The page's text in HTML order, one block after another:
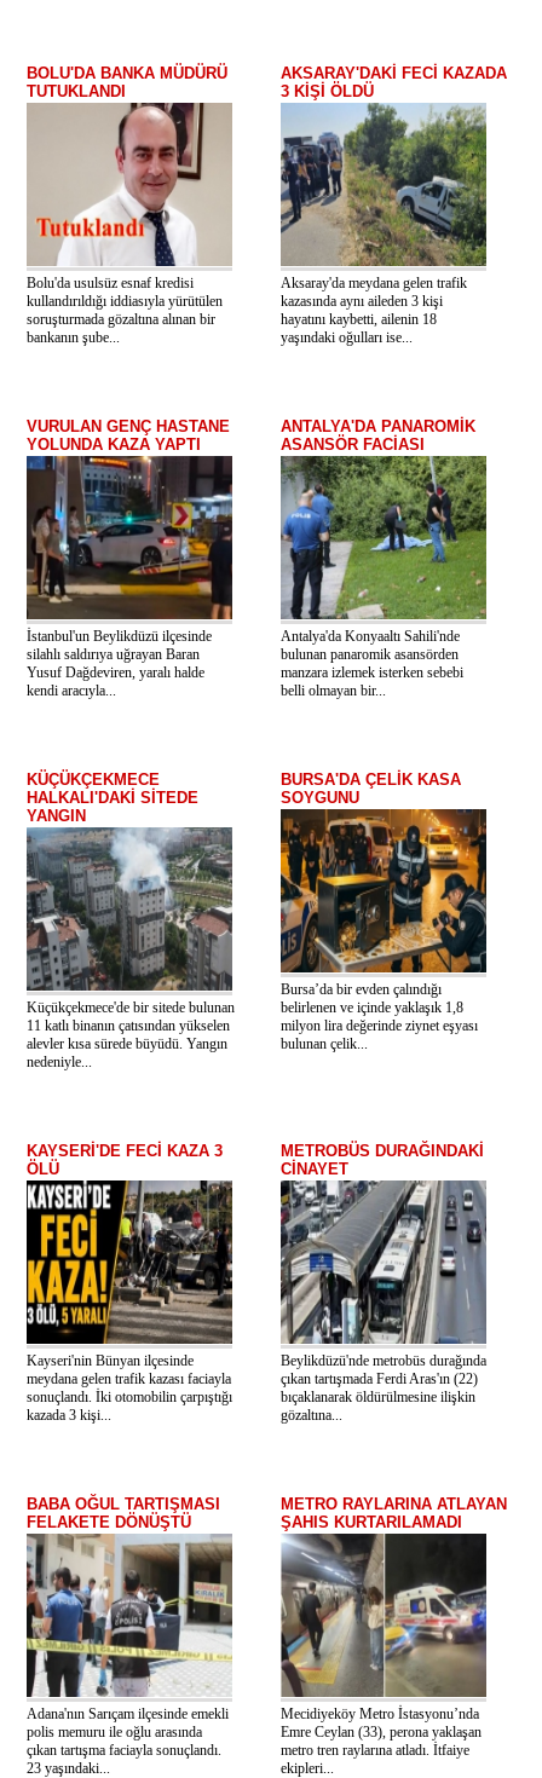
BOLU'DA BANKA MÜDÜRÜ
TUTUKLANDI
Bolu'da usulsüz esnaf kredisi
kullandırıldığı iddiasıyla yürütülen
soruşturmada gözaltına alınan bir
bankanın şube...
AKSARAY'DAKİ FECİ KAZADA
3 KİŞİ ÖLDÜ
Aksaray'da meydana gelen trafik
kazasında aynı aileden 3 kişi
hayatını kaybetti, ailenin 18
yaşındaki oğulları ise...
VURULAN GENÇ HASTANE
YOLUNDA KAZA YAPTI
İstanbul'un Beylikdüzü ilçesinde
silahlı saldırıya uğrayan Baran
Yusuf Dağdeviren, yaralı halde
kendi aracıyla...
ANTALYA'DA PANAROMİK
ASANSÖR FACİASI
Antalya'da Konyaaltı Sahili'nde
bulunan panaromik asansörden
manzara izlemek isterken sebebi
belli olmayan bir...
KÜÇÜKÇEKMECE
HALKALI'DAKİ SİTEDE
YANGIN
Küçükçekmece'de bir sitede bulunan
11 katlı binanın çatısından yükselen
alevler kısa sürede büyüdü. Yangın
nedeniyle...
BURSA'DA ÇELİK KASA
SOYGUNU
Bursa’da bir evden çalındığı
belirlenen ve içinde yaklaşık 1,8
milyon lira değerinde ziynet eşyası
bulunan çelik...
KAYSERİ'DE FECİ KAZA 3
ÖLÜ
Kayseri'nin Bünyan ilçesinde
meydana gelen trafik kazası faciayla
sonuçlandı. İki otomobilin çarpıştığı
kazada 3 kişi...
METROBÜS DURAĞINDAKİ
CİNAYET
Beylikdüzü'nde metrobüs durağında
çıkan tartışmada Ferdi Aras'ın (22)
bıçaklanarak öldürülmesine ilişkin
gözaltına...
BABA OĞUL TARTIŞMASI
FELAKETE DÖNÜŞTÜ
Adana'nın Sarıçam ilçesinde emekli
polis memuru ile oğlu arasında
çıkan tartışma faciayla sonuçlandı.
23 yaşındaki...
METRO RAYLARINA ATLAYAN
ŞAHIS KURTARILAMADI
Mecidiyeköy Metro İstasyonu’nda
Emre Ceylan (33), perona yaklaşan
metro tren raylarına atladı. İtfaiye
ekipleri...